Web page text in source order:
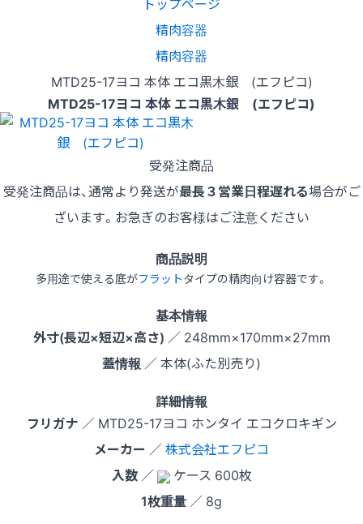
精肉容器
精肉容器
MTD25-17ヨコ 本体 エコ黒木銀 (エフピコ)
MTD25-17ヨコ 本体 エコ黒木銀 (エフピコ)
受発注商品
受発注商品は、通常より発送が最長３営業日程遅れる場合がご
ざいます。お急ぎのお客様はご注意ください
商品説明
多用途で使える底がフラットタイプの精肉向け容器です。
基本情報
外寸(長辺×短辺×高さ) ／ 248mm×170mm×27mm
蓋情報 ／ 本体(ふた別売り)
詳細情報
フリガナ ／ MTD25-17ヨコ ホンタイ エコクロキギン
メーカー ／株式会社エフピコ
入数／
ケース 600枚
1枚重量 ／ 8g